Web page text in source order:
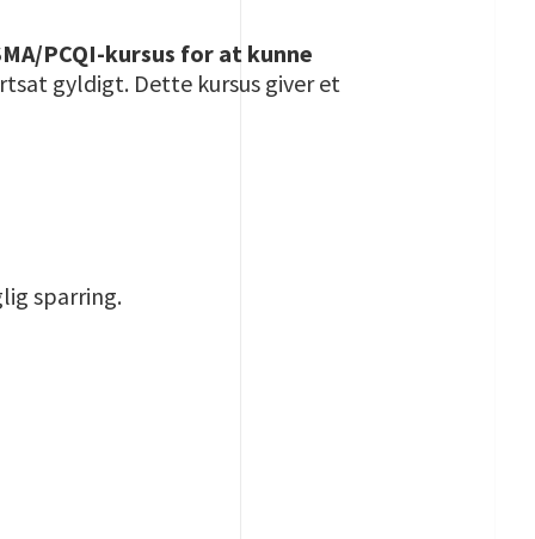
PCQI-kursus for at kunne
gyldigt. Dette kursus giver et
sparring.